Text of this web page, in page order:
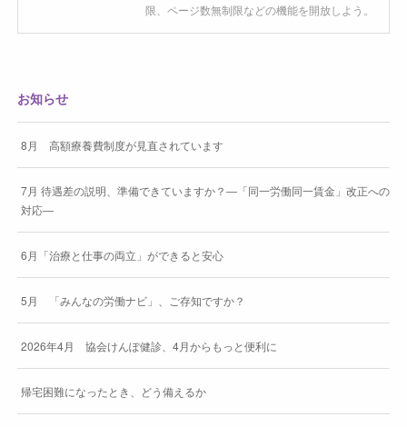
限、ページ数無制限などの機能を開放しよう。
お知らせ
8月 高額療養費制度が見直されています
7月 待遇差の説明、準備できていますか？―「同一労働同一賃金」改正への
対応―
6月「治療と仕事の両立」ができると安心
5月 「みんなの労働ナビ」、ご存知ですか？
2026年4月 協会けんぽ健診、4月からもっと便利に
帰宅困難になったとき、どう備えるか